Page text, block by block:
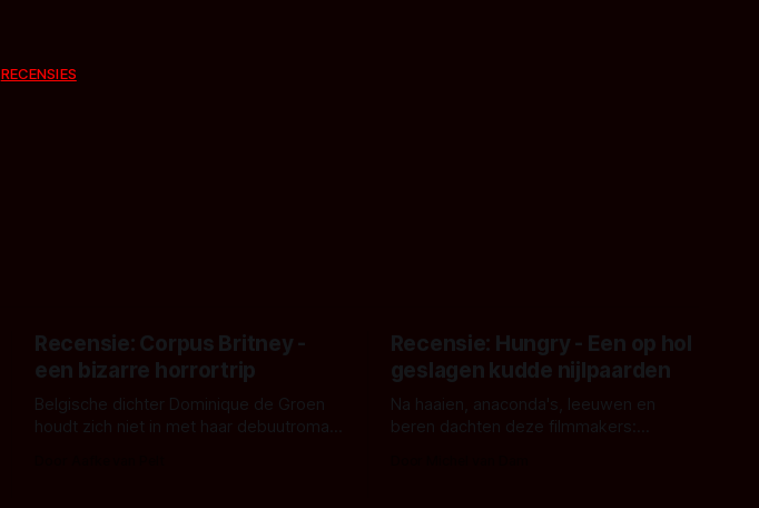
RECENSIES
Recensie: Corpus Britney -
een bizarre horrortrip
Belgische dichter Dominique de Groen
houdt zich niet in met haar debuutroman.
Recensie: Hungry - Een op hol
geslagen kudde nijlpaarden
Na haaien, anaconda's, leeuwen en
beren dachten deze filmmakers: